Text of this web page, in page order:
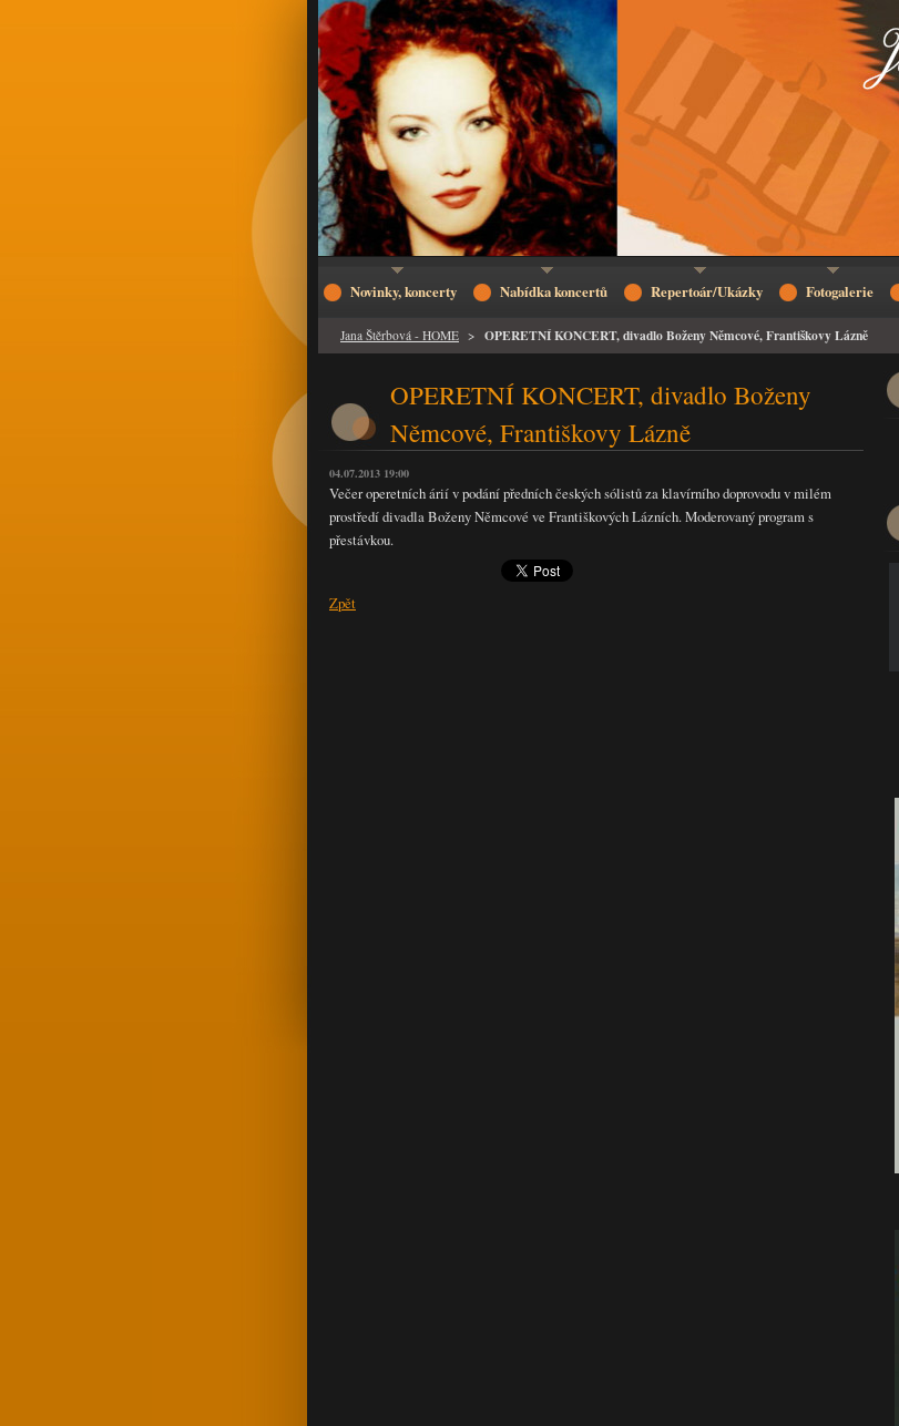
Jana Štěrbová - HOME > OPERETNÍ KONCERT, divadlo Boženy Němcové, Františkovy Lázně
OPERETNÍ KONCERT, divadlo Boženy
Němcové, Františkovy Lázně
04.07.2013 19:00
Večer operetních árií v podání předních českých sólistů za klavírního doprovodu v milém
prostředí divadla Boženy Němcové ve Františkových Lázních. Moderovaný program s
přestávkou.
Zpět
Novinky, koncerty Nabídka koncertů Repertoár/Ukázky Fotogalerie